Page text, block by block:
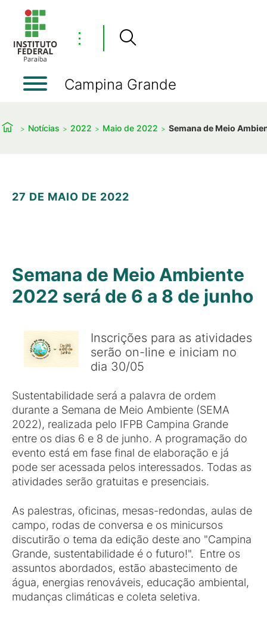
⋮
Campina Grande
Notícias 2022 Maio de 2022 Semana de Meio
27 DE MAIO DE 2022
Semana de Meio Ambiente
2022 será de 6 a 8 de junho
Inscrições para as atividades
serão on-line e iniciam no
dia 30/05
Sustentabilidade será a palavra de ordem
durante a Semana de Meio Ambiente (SEMA
2022), realizada pelo IFPB Campina Grande
entre os dias 6 e 8 de junho. A programação do
evento está em fase final de elaboração e já
pode ser acessada pelos interessados. Todas as
atividades serão gratuitas e presenciais.
As palestras, oficinas, mesas-redondas, aulas de
campo, rodas de conversa e os minicursos
discutirão o tema da edição deste ano "Campina
Grande, sustentabilidade é o futuro!". Entre os
assuntos abordados, estão abastecimento de
água, energias renováveis, educação ambiental,
mudanças climáticas e coleta seletiva.